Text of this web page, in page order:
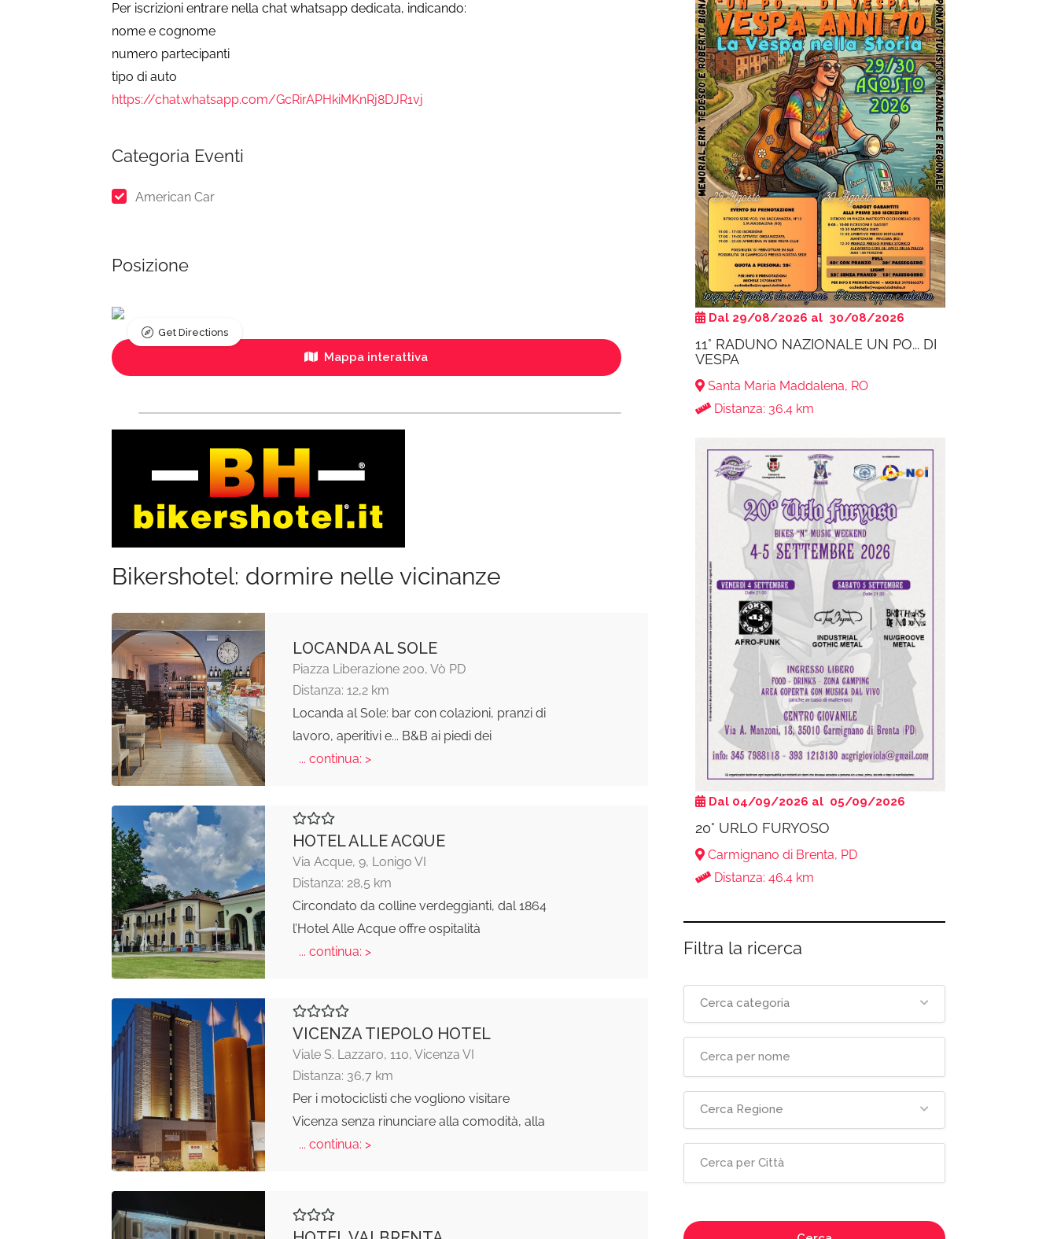
Per iscrizioni entrare nella chat whatsapp dedicata, indicando:
nome e cognome
numero partecipanti
tipo di auto
https://chat.whatsapp.com/GcRirAPHkiMKnRj8DJR1vj
Categoria Eventi
American Car
Posizione
Mappa interattiva
Get Directions
Bikershotel: dormire nelle vicinanze
LOCANDA AL SOLE
Piazza Liberazione 200, Vò PD
Distanza: 12,2 km
Locanda al Sole: bar con colazioni, pranzi di
lavoro, aperitivi e... B&B ai piedi dei
... continua: >
HOTEL ALLE ACQUE
Via Acque, 9, Lonigo VI
Distanza: 28,5 km
Circondato da colline verdeggianti, dal 1864
l’Hotel Alle Acque offre ospitalità
... continua: >
VICENZA TIEPOLO HOTEL
Viale S. Lazzaro, 110, Vicenza VI
Distanza: 36,7 km
Per i motociclisti che vogliono visitare
Vicenza senza rinunciare alla comodità, alla
... continua: >
Dal 29/08/2026 al 30/08/2026
11° RADUNO NAZIONALE UN PO... DI
VESPA
Santa Maria Maddalena, RO
Distanza: 36.4 km
Dal 04/09/2026 al 05/09/2026
20° URLO FURYOSO
Carmignano di Brenta, PD
Distanza: 46.4 km
Filtra la ricerca
Cerca categoria
Cerca Regione